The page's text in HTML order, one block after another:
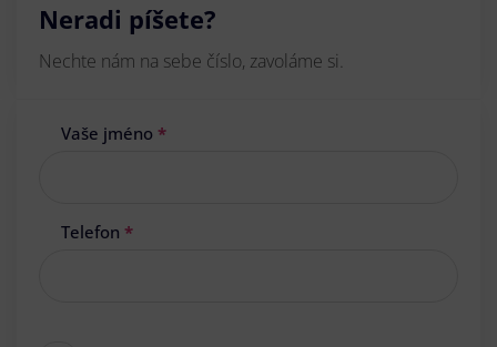
Neradi píšete?
Nechte nám na sebe číslo, zavoláme si.
Vaše jméno *
Telefon *